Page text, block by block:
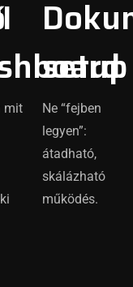
mit
setup
Ne “fejben
legyen”:
átadható,
skálázható
működés.